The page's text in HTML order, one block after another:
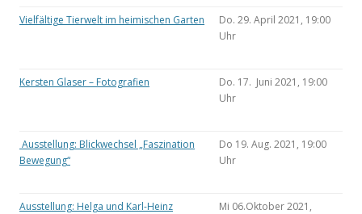
Vielfältige Tierwelt im heimischen Garten
Do. 29. April 2021, 19:00
Uhr
Kersten Glaser – Fotografien
Do. 17. Juni 2021, 19:00
Uhr
Ausstellung: Blickwechsel „Faszination
Bewegung“
Do 19. Aug. 2021, 19:00
Uhr
Ausstellung: Helga und Karl-Heinz
Mi 06.Oktober 2021,